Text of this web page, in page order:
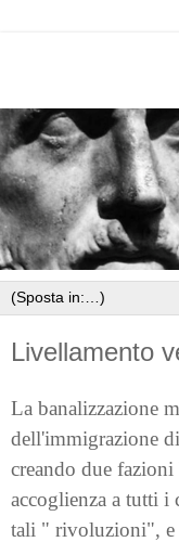
Livellamento
La banalizzazione
dell'immigrazione
creando due
accoglienza a tutti i
tali " rivoluzioni", e